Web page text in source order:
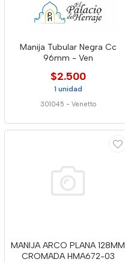
Manija Tubular Negra Cc
96mm - Ven
$2.500
1 unidad
301045 - Venetto
MANIJA ARCO PLANA 128MM
CROMADA HMA672-03